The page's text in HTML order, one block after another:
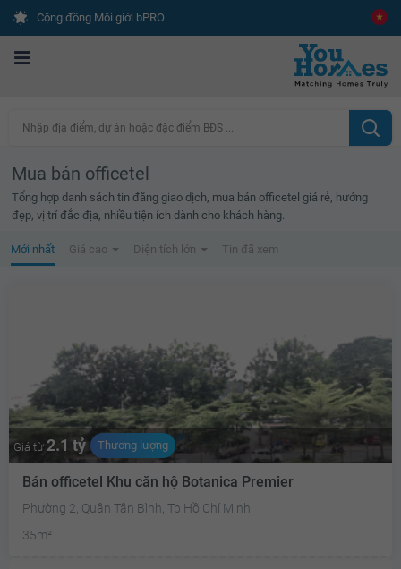
Cộng đồng Môi giới bPRO
Nhập địa điểm, dự án hoặc đặc điểm BĐS ...
Mua bán officetel
Tổng hợp danh sách tin đăng giao dịch, mua bán officetel giá rẻ, hướng
đẹp, vị trí đắc địa, nhiều tiện ích dành cho khách hàng.
Mới nhất Giá cao Diện tích lớn Tin đã xem
Giá từ 2.1 tỷ Thương lượng
Bán officetel Khu căn hộ Botanica Premier
Phường 2, Quận Tân Bình, Tp Hồ Chí Minh
35m²